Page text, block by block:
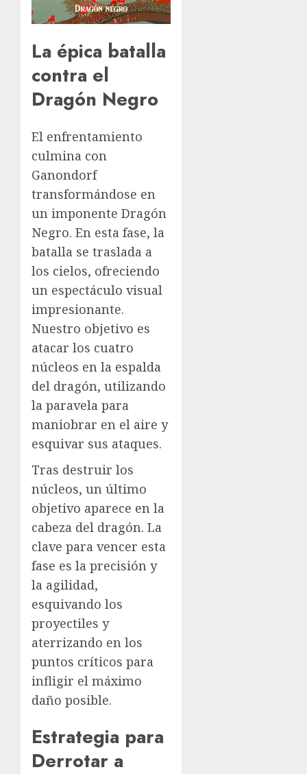
La épica batalla
contra el
Dragón Negro
El enfrentamiento
culmina con
Ganondorf
transformándose en
un imponente Dragón
Negro. En esta fase, la
batalla se traslada a
los cielos, ofreciendo
un espectáculo visual
impresionante.
Nuestro objetivo es
atacar los cuatro
núcleos en la espalda
del dragón, utilizando
la paravela para
maniobrar en el aire y
esquivar sus ataques.
Tras destruir los
núcleos, un último
objetivo aparece en la
cabeza del dragón. La
clave para vencer esta
fase es la precisión y
la agilidad,
esquivando los
proyectiles y
aterrizando en los
puntos críticos para
infligir el máximo
daño posible.
Estrategia para
Derrotar a